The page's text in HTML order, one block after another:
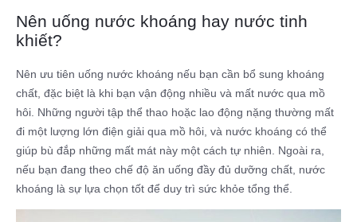
Nên uống nước khoáng hay nước tinh
khiết?
Nên ưu tiên uống nước khoáng nếu bạn cần bổ sung khoáng
chất, đặc biệt là khi bạn vận động nhiều và mất nước qua mồ
hôi. Những người tập thể thao hoặc lao động nặng thường mất
đi một lượng lớn điện giải qua mồ hôi, và nước khoáng có thể
giúp bù đắp những mất mát này một cách tự nhiên. Ngoài ra,
nếu bạn đang theo chế độ ăn uống đầy đủ dưỡng chất, nước
khoáng là sự lựa chọn tốt để duy trì sức khỏe tổng thể.